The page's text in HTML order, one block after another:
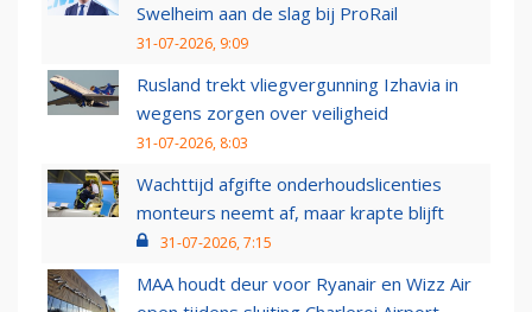
Swelheim aan de slag bij ProRail
31-07-2026, 9:09
Rusland trekt vliegvergunning Izhavia in
wegens zorgen over veiligheid
31-07-2026, 8:03
Wachttijd afgifte onderhoudslicenties
monteurs neemt af, maar krapte blijft
31-07-2026, 7:15
MAA houdt deur voor Ryanair en Wizz Air